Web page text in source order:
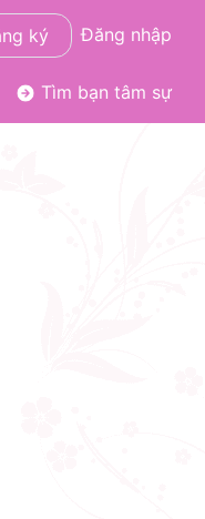
ký Đăng nhập
Tìm bạn tâm sự